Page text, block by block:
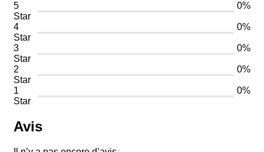
5
Star
0%
4
Star
0%
3
Star
0%
2
Star
0%
1
Star
0%
Avis